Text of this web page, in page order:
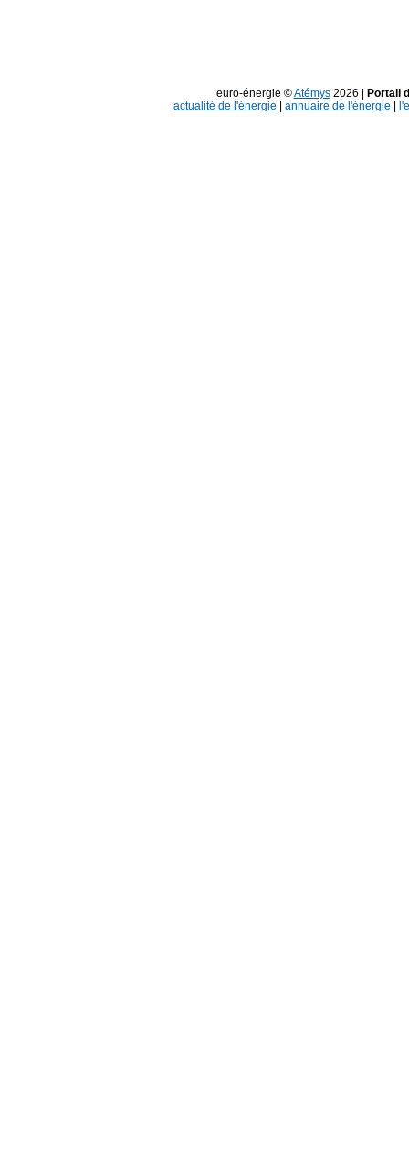
euro-énergie ©Atémys2026 |
Portail
actualité de l'énergie
annuaire de l'énergie